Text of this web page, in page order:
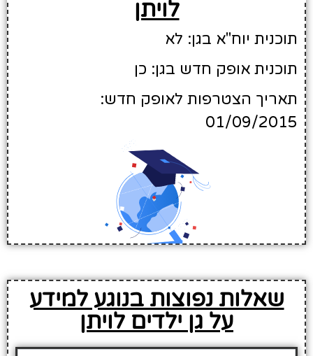
לויתן
תוכנית יוח"א בגן: לא
תוכנית אופק חדש בגן: כן
תאריך הצטרפות לאופק חדש:
01/09/2015
שאלות נפוצות בנוגע למידע
על גן ילדים לויתן